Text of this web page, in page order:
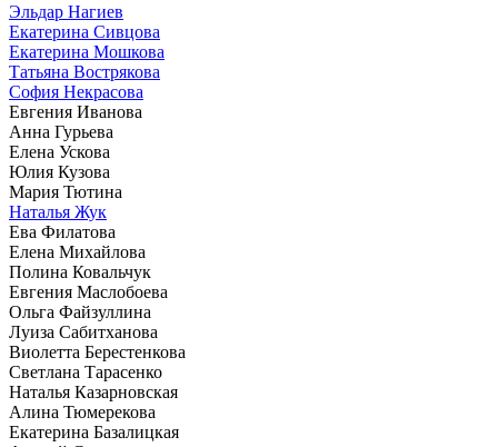
Эльдар Нагиев
Екатерина Сивцова
Екатерина Мошкова
Татьяна Вострякова
София Некрасова
Евгения Иванова
Анна Гурьева
Елена Ускова
Юлия Кузова
Мария Тютина
Наталья Жук
Ева Филатова
Елена Михайлова
Полина Ковальчук
Евгения Маслобоева
Ольга Файзуллина
Луиза Сабитханова
Виолетта Берестенкова
Светлана Тарасенко
Наталья Казарновская
Алина Тюмерекова
Екатерина Базалицкая